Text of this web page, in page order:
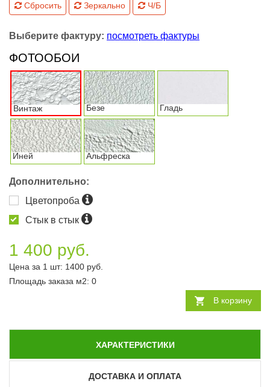
Сбросить Зеркально Ч/Б
Выберите фактуру: посмотреть фактуры
ФОТООБОИ
Винтаж Безе Гладь
Иней Альфреска
Дополнительно:
Цветопроба
Стык в стык
1 400 руб.
Цена за 1 шт: 1400 руб.
Площадь заказа м2: 0
В корзину
ХАРАКТЕРИСТИКИ
ДОСТАВКА И ОПЛАТА